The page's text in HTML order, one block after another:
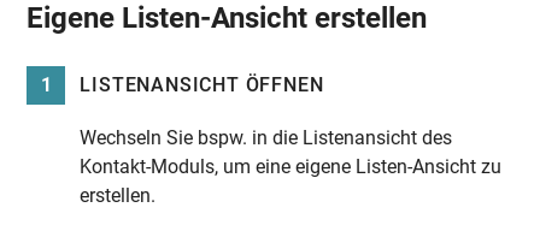
Eigene Listen-Ansicht erstellen
1 LISTENANSICHT ÖFFNEN
Wechseln Sie bspw. in die Listenansicht des
Kontakt-Moduls, um eine eigene Listen-Ansicht zu
erstellen.